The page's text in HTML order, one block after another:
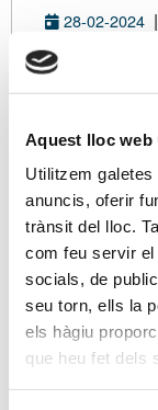
Aquest lloc
Utilitzem
anuncis, oferir
trànsit del lloc.
com feu servir
socials, de
seu torn, ells la
els hàgiu
que heu fet dels
28-02-2024 |
DATOS
Eres
Si ya eres
cargarán
inscripción
beneficiarás